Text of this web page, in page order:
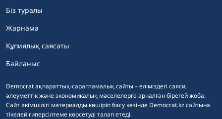
Democrat ақпараттық-сараптамалық сайты – еліміздегі саяси,
әлеуметтік және экономикалық мәселелерге арналған бірегей жоба.
Сайт әкімшілігі материалды көшіріп басу кезінде Democrat.kz сайтына
тікелей гиперсілтеме көрсетуді талап етеді.
Біз туралы
Жарнама
Құпиялық саясаты
Байланыс